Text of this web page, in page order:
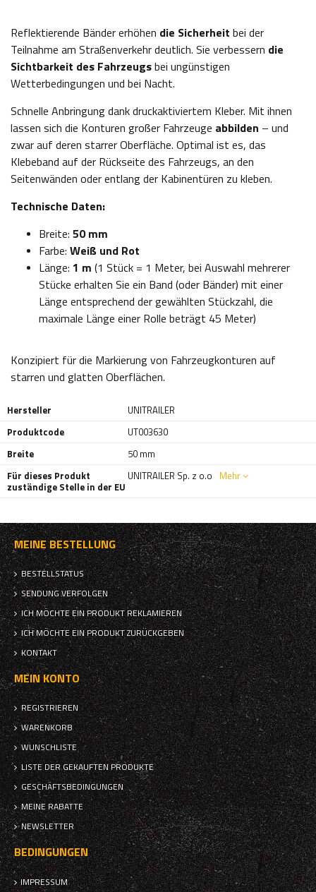
Reflektierende Bänder erhöhen die Sicherheit bei der
Teilnahme am Straßenverkehr deutlich. Sie verbessern die
Sichtbarkeit des Fahrzeugsbei ungünstigen
Wetterbedingungen und bei Nacht.
Schnelle Anbringung dank druckaktiviertem Kleber. Mit ihnen
lassen sich die Konturen großer Fahrzeuge abbilden – und
zwar auf deren starrer Oberfläche. Optimal ist es, das
Klebeband auf der Rückseite des Fahrzeugs, an den
Seitenwänden oder entlang der Kabinentüren zu kleben.
Technische Daten:
Breite: 50 mm
Farbe: Weiß und Rot
Länge: 1 m (1 Stück = 1 Meter, bei Auswahl mehrerer
Stücke erhalten Sie ein Band (oder Bänder) mit einer
Länge entsprechend der gewählten Stückzahl, die
maximale Länge einer Rolle beträgt 45 Meter)
Konzipiert für die Markierung von Fahrzeugkonturen auf
starren und glatten Oberflächen.
Hersteller
UNITRAILER
Produktcode
UT003630
Breite
50 mm
Für dieses Produkt
zuständige Stelle in der EU
UNITRAILER Sp. z o.o Mehr
MEINE BESTELLUNG
BESTELLSTATUS
SENDUNG VERFOLGEN
ICH MÖCHTE EIN PRODUKT REKLAMIEREN
ICH MÖCHTE EIN PRODUKT ZURÜCKGEBEN
KONTAKT
MEIN KONTO
REGISTRIEREN
WARENKORB
WUNSCHLISTE
LISTE DER GEKAUFTEN PRODUKTE
GESCHÄFTSBEDINGUNGEN
MEINE RABATTE
NEWSLETTER
BEDINGUNGEN
IMPRESSUM